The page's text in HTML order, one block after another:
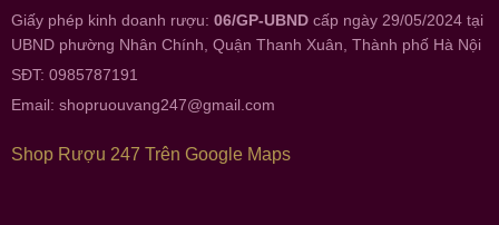
Giấy phép kinh doanh rượu: 06/GP-UBND cấp ngày 29/05/2024 tại
UBND phường Nhân Chính, Quận Thanh Xuân, Thành phố Hà Nội
SĐT: 0985787191
Email: shopruouvang247@gmail.com
Shop Rượu 247 Trên Google Maps